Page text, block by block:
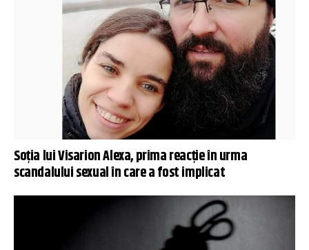
Soția lui Visarion Alexa, prima reacție în urma
scandalului sexual în care a fost implicat